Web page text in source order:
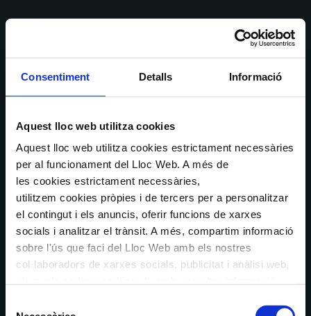
Consentiment Detalls Informació
Aquest lloc web utilitza cookies
Aquest lloc web utilitza cookies estrictament necessàries
per al funcionament del Lloc Web. A més de
les cookies estrictament necessàries,
utilitzem cookies pròpies i de tercers per a personalitzar
el contingut i els anuncis, oferir funcions de xarxes
socials i analitzar el trànsit. A més, compartim informació
sobre l'ús que faci del Lloc Web amb els nostres
col·laboradors de xarxes socials, publicitat i anàlisi web,